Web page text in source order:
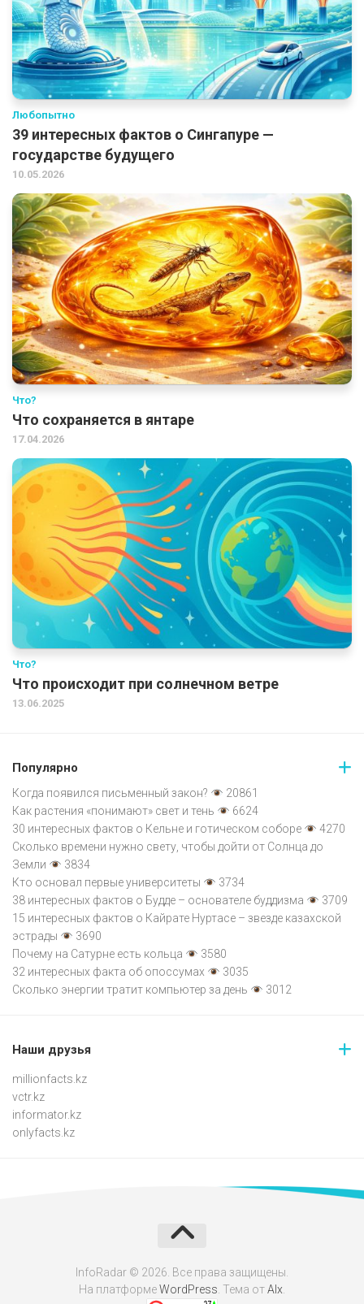
Любопытно
39 интересных фактов о Сингапуре —
государстве будущего
10.05.2026
Что?
Что сохраняется в янтаре
17.04.2026
Что?
Что происходит при солнечном ветре
13.06.2025
Популярно
Когда появился письменный закон?
20861
Как растения «понимают» свет и тень
6624
30 интересных фактов о Кельне и готическом соборе
4270
Сколько времени нужно свету, чтобы дойти от Солнца до
Земли
3834
Кто основал первые университеты
3734
38 интересных фактов о Будде – основателе буддизма
3709
15 интересных фактов о Кайрате Нуртасе – звезде казахской
эстрады
3690
Почему на Сатурне есть кольца
3580
32 интересных факта об опоссумах
3035
Сколько энергии тратит компьютер за день
3012
Наши друзья
millionfacts.kz
vctr.kz
informator.kz
onlyfacts.kz
InfoRadar © 2026. Все права защищены.
На платформеWordPress. Тема отAlx.